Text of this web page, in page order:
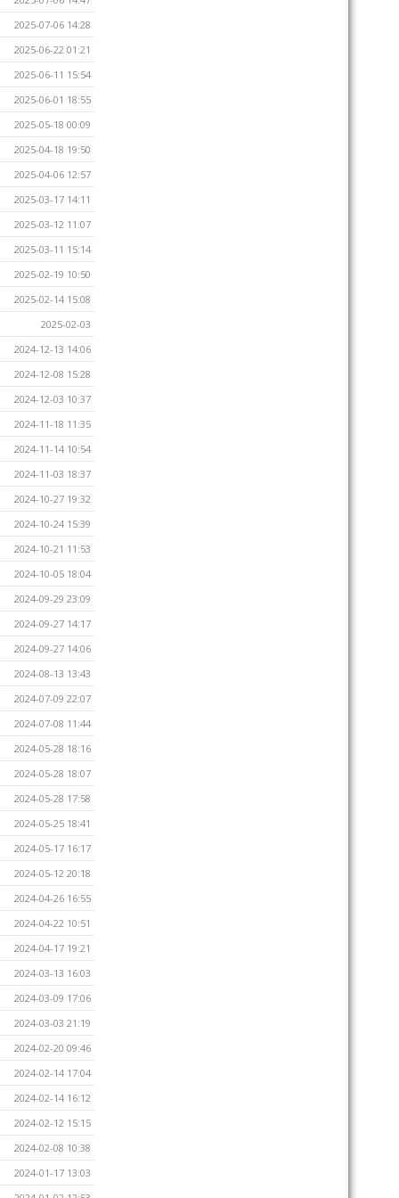
2025-07-06 14:28
2025-06-22 01:21
2025-06-11 15:54
2025-06-01 18:55
2025-05-18 00:09
2025-04-18 19:50
2025-04-06 12:57
2025-03-17 14:11
2025-03-12 11:07
2025-03-11 15:14
2025-02-19 10:50
2025-02-14 15:08
2025-02-03
2024-12-13 14:06
2024-12-08 15:28
2024-12-03 10:37
2024-11-18 11:35
2024-11-14 10:54
2024-11-03 18:37
2024-10-27 19:32
2024-10-24 15:39
2024-10-21 11:53
2024-10-05 18:04
2024-09-29 23:09
2024-09-27 14:17
2024-09-27 14:06
2024-08-13 13:43
2024-07-09 22:07
2024-07-08 11:44
2024-05-28 18:16
2024-05-28 18:07
2024-05-28 17:58
2024-05-25 18:41
2024-05-17 16:17
2024-05-12 20:18
2024-04-26 16:55
2024-04-22 10:51
2024-04-17 19:21
2024-03-13 16:03
2024-03-09 17:06
2024-03-03 21:19
2024-02-20 09:46
2024-02-14 17:04
2024-02-14 16:12
2024-02-12 15:15
2024-02-08 10:38
2024-01-17 13:03